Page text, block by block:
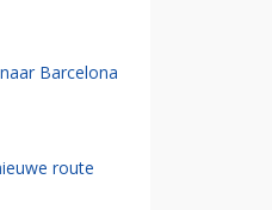
Barcelona
route